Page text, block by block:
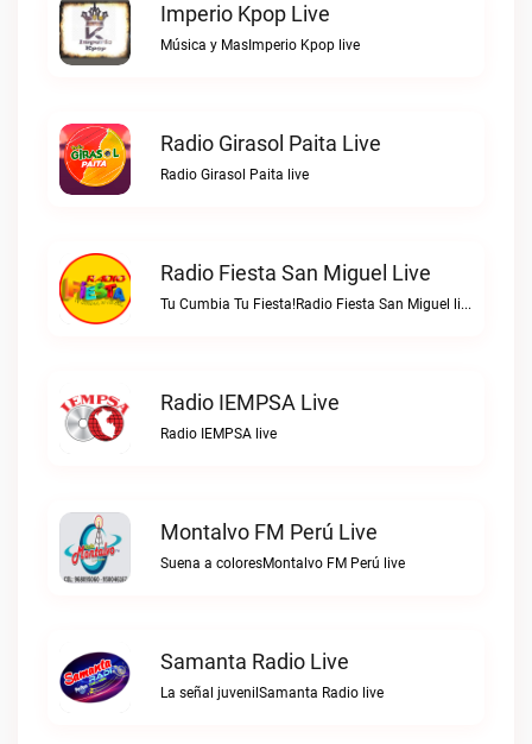
Imperio Kpop Live
Música y MasImperio Kpop live
Radio Girasol Paita Live
Radio Girasol Paita live
Radio Fiesta San Miguel Live
Tu Cumbia Tu Fiesta!Radio Fiesta San Miguel live
Radio IEMPSA Live
Radio IEMPSA live
Montalvo FM Perú Live
Suena a coloresMontalvo FM Perú live
Samanta Radio Live
La señal juvenilSamanta Radio live